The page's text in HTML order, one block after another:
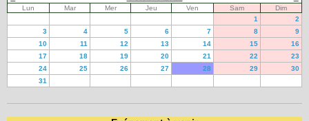
Lun Mar Mer Jeu Ven Sam
Dim
1
2
3
4 5 6 7 8
9
10
11 12 13 14 15
16
17
18 19 20 21 22
23
24
25 26 27 28 29
30
31